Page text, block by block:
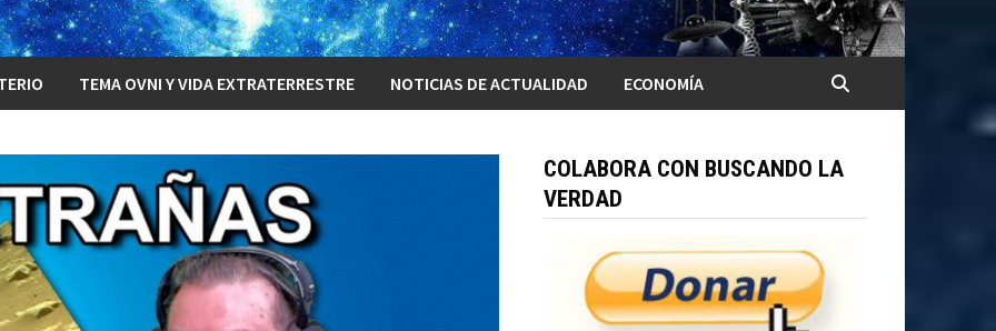
TEMA OVNI Y VIDA EXTRATERRESTRE NOTICIAS DE ACTUALIDAD ECONOMÍA
COLABORA CON BUSCANDO LA
VERDAD